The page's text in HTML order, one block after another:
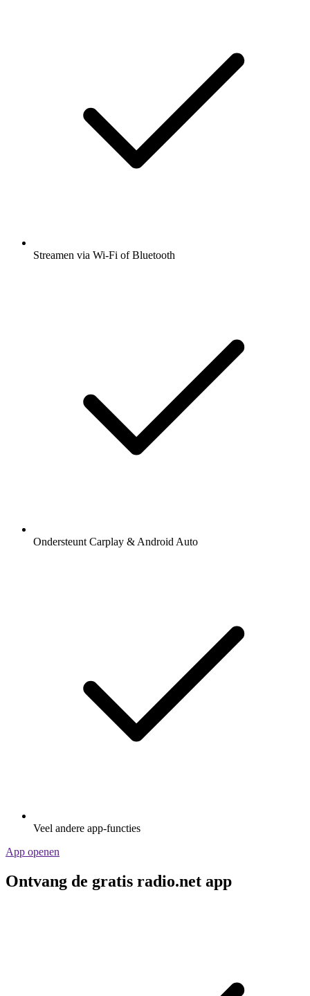
Streamen via Wi-Fi of Bluetooth
Ondersteunt Carplay & Android Auto
Veel andere app-functies
App openen
Ontvang de gratis radio.net app